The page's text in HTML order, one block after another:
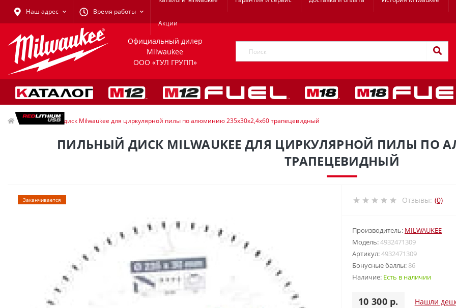
Наш адрес Время работы
Акции
Официальный дилер
Milwaukee
ООО «ТУЛ ГРУПП»
Пильный диск Milwaukee для циркулярной пилы по алюминию 235x30x2,4x60 трапецевидный
ПИЛЬНЫЙ ДИСК MILWAUKEE ДЛЯ ЦИРКУЛЯРНОЙ ПИЛЫ ПО
ТРАПЕЦЕВИДНЫЙ
Заканчивается Отзывы: (0)
Производитель: MILWAUKEE
Модель:4932471309
Артикул:4932471309
Бонусные баллы: 86
Наличие: Есть в наличии
10 300 р. Нашли